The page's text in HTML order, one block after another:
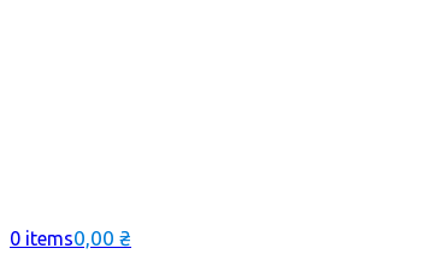
0 items0,00 ₴